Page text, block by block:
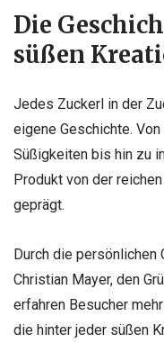
Die
süßen
Jedes Zuckerl in der
eigene Geschichte.
Süßigkeiten bis hin zu
Produkt von der
geprägt.
Durch die persönlichen
Christian Mayer, den
erfahren Besucher
die hinter jeder süßen